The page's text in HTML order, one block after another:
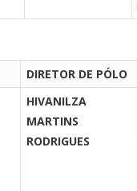
DIRETOR DE PÓLO
HIVANILZA
MARTINS
RODRIGUES